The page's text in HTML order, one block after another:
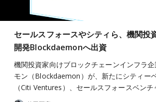
セールスフォースやシティら、機関投
開発Blockdaemonへ出資
機関投資家向けブロックチェーンインフラ
モン（Blockdaemon）が、新たにシティー
（Citi Ventures）、セールスフォースベン